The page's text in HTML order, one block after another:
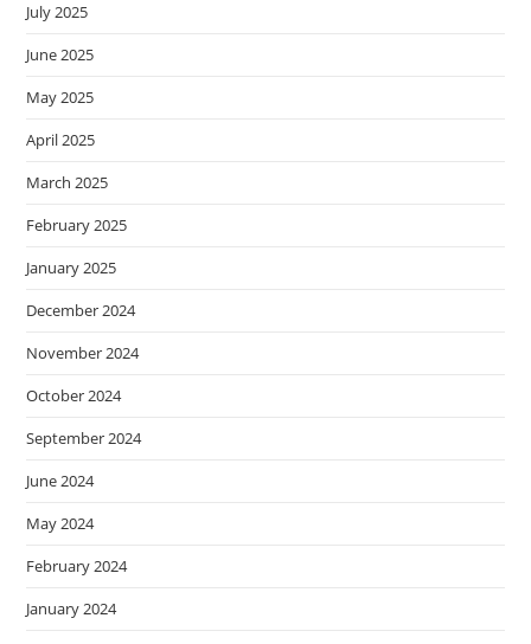
July 2025
June 2025
May 2025
April 2025
March 2025
February 2025
January 2025
December 2024
November 2024
October 2024
September 2024
June 2024
May 2024
February 2024
January 2024